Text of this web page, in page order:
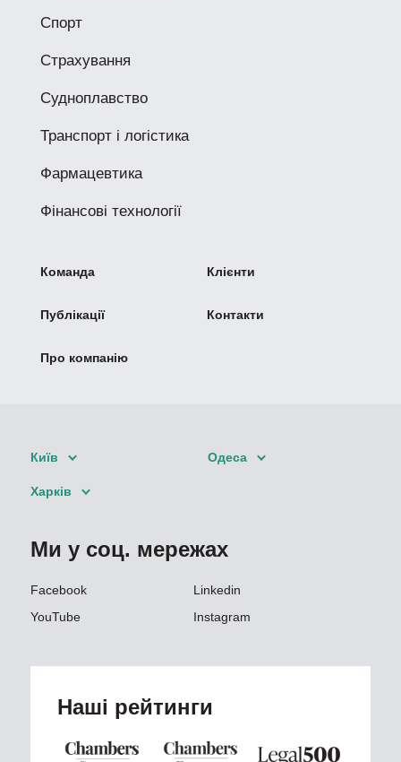
Спорт
Страхування
Судноплавство
Транспорт і логістика
Фармацевтика
Фінансові технології
Команда Клієнти
Публікації Контакти
Про компанію
Київ Одеса
Харків
Ми у соц. мережах
Facebook
Linkedin
YouTube
Instagram
Наші рейтинги